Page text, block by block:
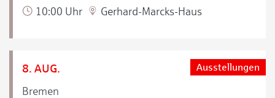
10:00 Uhr
Gerhard-Marcks-Haus
8. AUG.
Bremen
Ausstellungen